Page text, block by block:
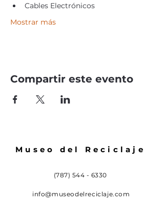
Cables Electrónicos
Mostrar más
Compartir este evento
Museo del Reciclaje
(787) 544 - 6330
info@museodelreciclaje.com